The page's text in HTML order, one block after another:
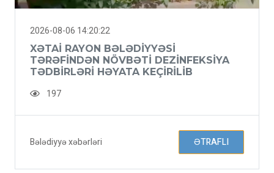
2026-08-06 14:20:22
XƏTAI RAYON BƏLƏDIYYƏSI
TƏRƏFINDƏN NÖVBƏTI DEZINFEKSIYA
TƏDBIRLƏRI HƏYATA KEÇIRILIB
197
Bələdiyyə xəbərləri ƏTRAFLI